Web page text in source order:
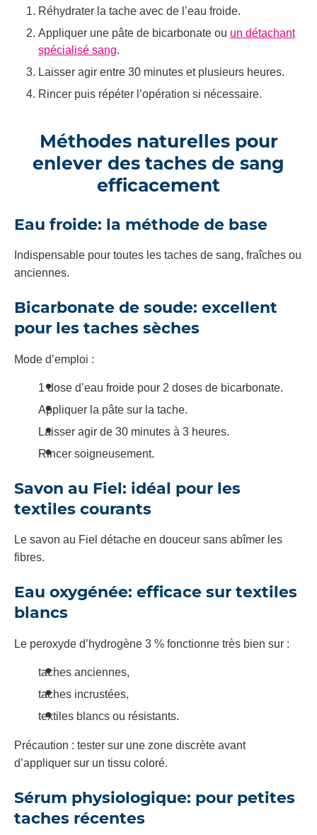
Réhydrater la tache avec de l’eau froide.
Appliquer une pâte de bicarbonate ou un détachant
spécialisé sang.
Laisser agir entre 30 minutes et plusieurs heures.
Rincer puis répéter l’opération si nécessaire.
Méthodes naturelles pour
enlever des taches de sang
efficacement
Eau froide: la méthode de base
Indispensable pour toutes les taches de sang, fraîches ou
anciennes.
Bicarbonate de soude: excellent
pour les taches sèches
Mode d’emploi :
1 dose d’eau froide pour 2 doses de bicarbonate.
Appliquer la pâte sur la tache.
Laisser agir de 30 minutes à 3 heures.
Rincer soigneusement.
Savon au Fiel: idéal pour les
textiles courants
Le savon au Fiel détache en douceur sans abîmer les
fibres.
Eau oxygénée: efficace sur textiles
blancs
Le peroxyde d’hydrogène 3 % fonctionne très bien sur :
taches anciennes,
taches incrustées,
textiles blancs ou résistants.
Précaution : tester sur une zone discrète avant
d’appliquer sur un tissu coloré.
Sérum physiologique: pour petites
taches récentes